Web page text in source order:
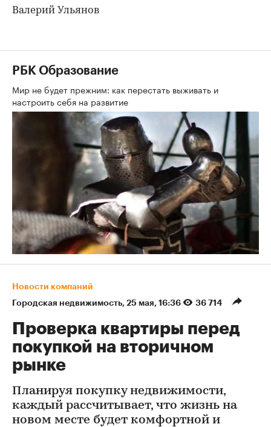
Валерий Ульянов
РБК Образование
Мир не будет прежним: как перестать выживать и
настроить себя на развитие
Новости компаний
Городская недвижимость⁠, 25 мая, 16:36 36 714
Проверка квартиры перед
покупкой на вторичном
рынке
Планируя покупку недвижимости,
каждый рассчитывает, что жизнь на
новом месте будет комфортной и